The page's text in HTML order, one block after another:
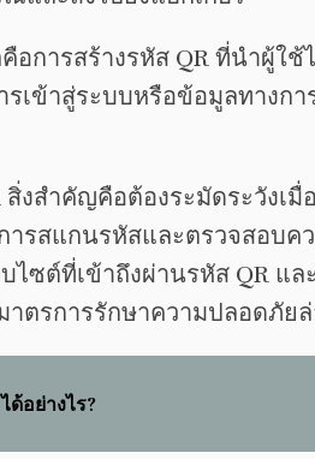
การสร้างรหัส QR ที่นำผู้ใ
ข้าสู่ระบบหรือข้อมูลทางกา
สำคัญคือต้องระมัดระวังเมื่
รสแกนรหัสและตรวจสอบค
ซต์ที่เข้าถึงผ่านรหัส QR แ
ตรการรักษาความปลอดภัย
ด้อย่างไร?